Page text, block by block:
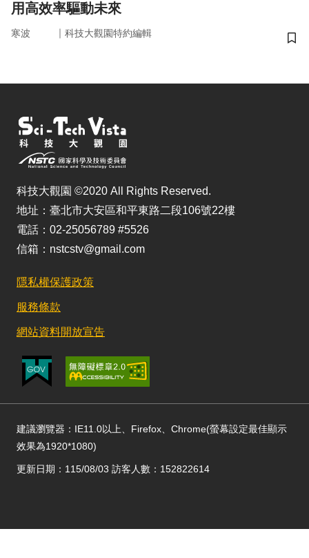
用高效率驅動未來
寒波 ｜ 科技大觀園特約編輯
儲
科技大觀園 ©2020 All Rights Reserved.
地址：臺北市大安區和平東路二段106號22樓
電話：02-25056789 #5526
信箱：nstcstv@gmail.com
隱私權保護政策
服務條款
網站資料開放宣告
建議瀏覽器：IE11.0以上、Firefox、Chrome(螢幕設定最佳顯示
效果為1920*1080)
更新日期：115/08/03 訪客人數：152822614